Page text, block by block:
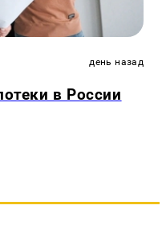
день назад
в России